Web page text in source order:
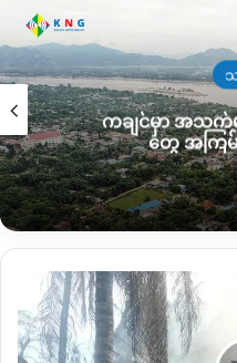
မှ သိရသည်။
ထို့ကြောင့် စစ်ရှောင်ပြည်သူများ
ဆောက်လုပ်ရန် ငွေကြေးများ
စခန်းမှ နေရာစီမံခန့်ခွဲရေး တ
“ကျွန်တော်တို့ စိတ်အညစ်ရဆုံး
ဒုတိယ ငွေ မရှိဘူး ဖြစ်နေတယ်။
တယ်။ နေရာပြောင်းပြီး
နည်းလေးကို ကုန်သွားမှာ။ ဘာနဲ့
သွားမှာ။ နေရာအတွက် တော်တ
ပေးပါ။ မကြာ လောက်တော့
ကျောင်းဝင်းမှာပဲ ပြွတ်သိပ် န
စာတွေပြန်သင်ပေးတော့မယ်ဆို
ကချင်မှာ အသ
တွေ အကြမ်
သာ
နယ်
မိုး